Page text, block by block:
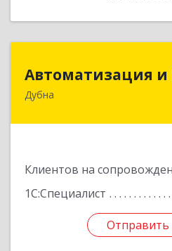
Автоматизация и
Дубна
Клиентов на
1С:Специалист
Отправить
141983, Московская
Отправить